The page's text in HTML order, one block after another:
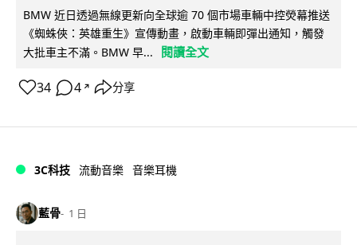
BMW 近日透過無線更新向全球逾 70 個市場車輛中控熒幕推送
《蜘蛛俠：英雄重生》宣傳動畫，啟動車輛即彈出通知，觸發
大批車主不滿。BMW 早...
閱讀全文
34 4 ↗ 分享
3C科技 流動音樂 音樂耳機
藍骨 1 日